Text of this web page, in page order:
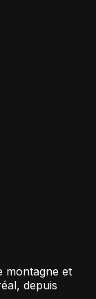
montagne et
depuis